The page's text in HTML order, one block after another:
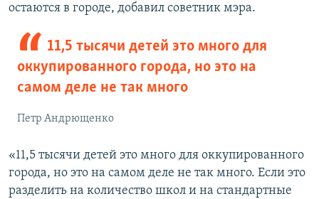
остаются в городе, добавил советник мэра.
11,5 тысячи детей это много для
оккупированного города, но это на
самом деле не так много
Петр Андрющенко
«11,5 тысячи детей это много для оккупированного
города, но это на самом деле не так много. Если это
разделить на количество школ и на стандартные